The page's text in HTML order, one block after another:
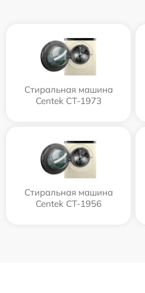
Стиральная машина
Centek CT-1973
Стиральная машина
Centek CT-1956